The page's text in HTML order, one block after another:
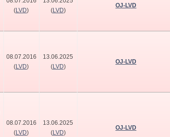
(LVD)
(LVD)
OJ-LVD
08.07.2016
(LVD)
13.06.2025
(LVD)
OJ-LVD
08.07.2016
(LVD)
13.06.2025
(LVD)
OJ-LVD